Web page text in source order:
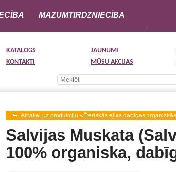
KATALOGS JAUNUMI
KONTAKTI
MŪSU AKCIJAS
MAZUMTIRDZNIECĪBA
Atpakaļ uz produkciju «Ēteriskās eļļas dabīgas
Salvijas Muskata
100% organiska,